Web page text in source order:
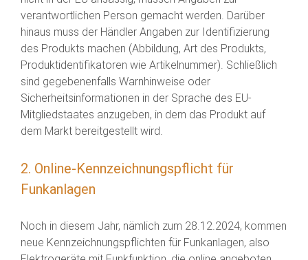
verantwortlichen Person gemacht werden. Darüber
hinaus muss der Händler Angaben zur Identifizierung
des Produkts machen (Abbildung, Art des Produkts,
Produktidentifikatoren wie Artikelnummer). Schließlich
sind gegebenenfalls Warnhinweise oder
Sicherheitsinformationen in der Sprache des EU-
Mitgliedstaates anzugeben, in dem das Produkt auf
dem Markt bereitgestellt wird.
2. Online-Kennzeichnungspflicht für
Funkanlagen
Noch in diesem Jahr, nämlich zum 28.12.2024, kommen
neue Kennzeichnungspflichten für Funkanlagen, also